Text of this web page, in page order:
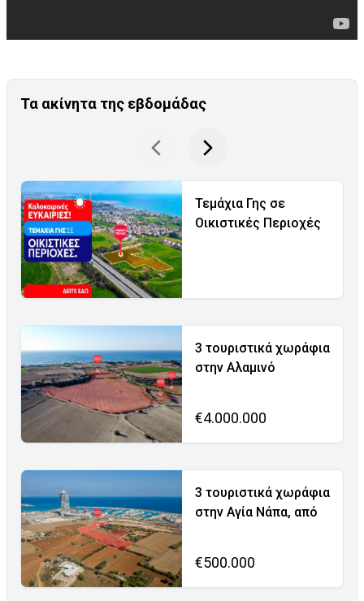
Τα ακίνητα της εβδομάδας
Τεμάχια Γης σε
Οικιστικές Περιοχές
3 τουριστικά χωράφια
στην Αλαμινό
€4.000.000
3 τουριστικά χωράφια
στην Αγία Νάπα, από
€500.000